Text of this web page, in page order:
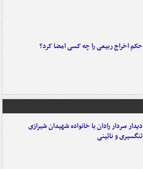
حکم اخراج ربیعی را چه کسی امضا کرد؟
دیدار سردار رادان با خانواده‌ شهیدان شیرازی
تنگسیری و نائینی